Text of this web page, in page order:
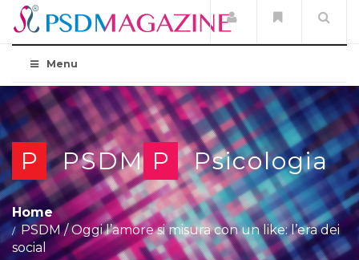
Menu
P PSDM P Psicologia
Home
PSDM /Oggi l’amore si misura con un like: l’era dei
social